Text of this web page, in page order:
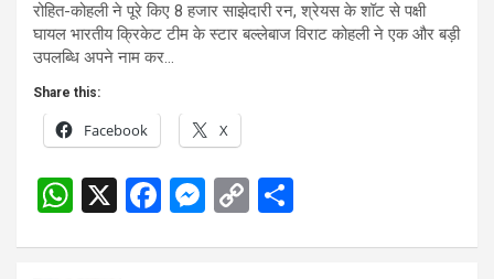
रोहित-कोहली ने पूरे किए 8 हजार साझेदारी रन, श्रेयस के शॉट से पक्षी
घायल भारतीय क्रिकेट टीम के स्टार बल्लेबाज विराट कोहली ने एक और बड़ी
उपलब्धि अपने नाम कर…
Share this:
Facebook X
W X
F
M C